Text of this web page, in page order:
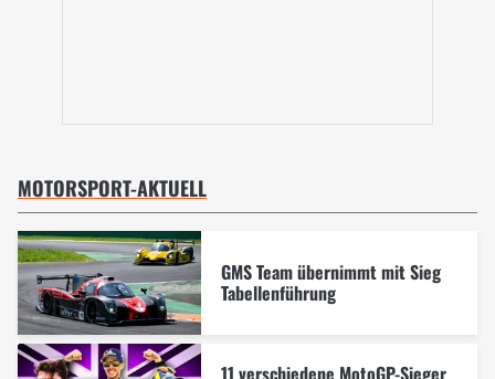
MOTORSPORT-AKTUELL
GMS Team übernimmt mit Sieg
Tabellenführung
11 verschiedene MotoGP-Sieger